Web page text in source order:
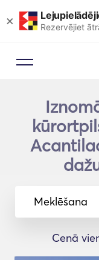
× Rezervējiet
Meklēšana
Cenā